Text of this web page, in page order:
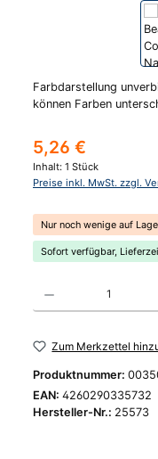
Farbdarstellung
können Farben
Regulärer Preis:
5,26 €
Inhalt: 1 Stück
Preise inkl. MwSt. zzgl.
Nur noch wenige auf
Sofort verfügbar,
Produkt Anzahl: Gib
Zum Merkzettel
Produktnummer:
EAN: 4260290335732
Hersteller-Nr.: 25573